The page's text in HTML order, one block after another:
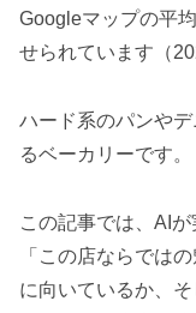
Googleマップの平
せられています（
ハード系のパンや
るベーカリーです。
この記事では、AI
「この店ならでは
に向いているか、